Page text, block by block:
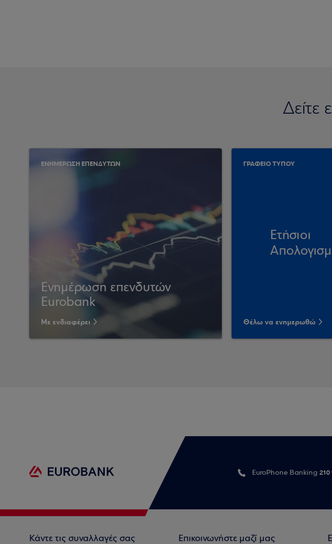
Δείτε
ΕΝΗΜΕΡΩΣΗ ΕΠΕΝΔΥΤΩΝ
Ενημέρωση επενδυτών
Eurobank
Με ενδιαφέρει
ΓΡΑΦΕΙΟ ΤΥΠΟΥ
Ετήσιοι
Θέλω να ενημερωθώ
EuroPhone Banking
Κάντε τις συναλλαγές σας Επικοινωνήστε μαζί μας